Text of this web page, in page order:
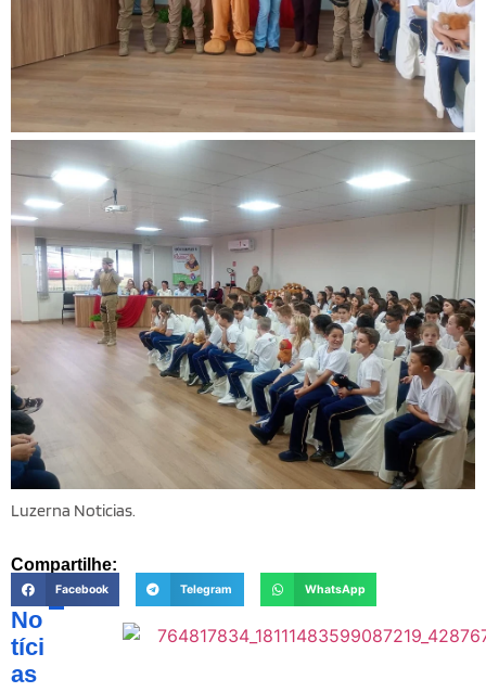
Luzerna Noticias.
Compartilhe:
Facebook Telegram WhatsApp
No
tíci
as